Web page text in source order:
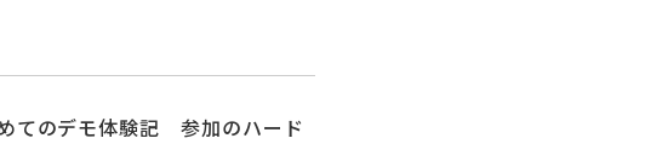
てのデモ体験記 参加のハード